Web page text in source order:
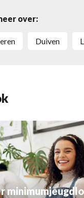
over:
Duiven